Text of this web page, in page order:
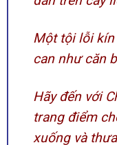
Một tội lỗi kín
can như căn
Hãy đến với
trang điểm
xuống và